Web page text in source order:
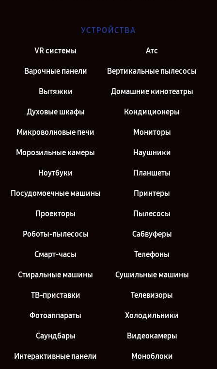
УСТРОЙСТВА
VR системы Атс
Варочные панели Вертикальные пылесосы
Вытяжки Домашние кинотеатры
Духовые шкафы Кондиционеры
Микроволновые печи Мониторы
Морозильные камеры Наушники
Ноутбуки Планшеты
Посудомоечные машины Принтеры
Проекторы Пылесосы
Роботы-пылесосы Сабвуферы
Смарт-часы Телефоны
Стиральные машины Сушильные машины
ТВ-приставки Телевизоры
Фотоаппараты Холодильники
Саундбары Видеокамеры
Интерактивные панели Моноблоки